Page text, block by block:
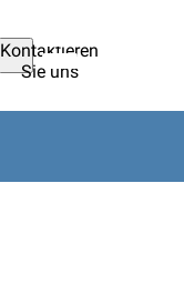
Kontaktieren
Sie uns